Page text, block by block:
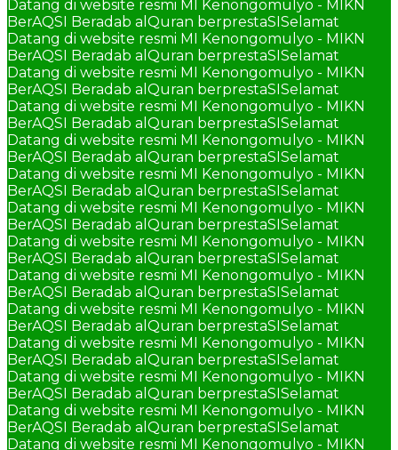
Datang di website resmi MI Kenongomulyo - MIKN
BerAQSI Beradab alQuran berprestaSISelamat
Datang di website resmi MI Kenongomulyo - MIKN
BerAQSI Beradab alQuran berprestaSISelamat
Datang di website resmi MI Kenongomulyo - MIKN
BerAQSI Beradab alQuran berprestaSISelamat
Datang di website resmi MI Kenongomulyo - MIKN
BerAQSI Beradab alQuran berprestaSISelamat
Datang di website resmi MI Kenongomulyo - MIKN
BerAQSI Beradab alQuran berprestaSISelamat
Datang di website resmi MI Kenongomulyo - MIKN
BerAQSI Beradab alQuran berprestaSISelamat
Datang di website resmi MI Kenongomulyo - MIKN
BerAQSI Beradab alQuran berprestaSISelamat
Datang di website resmi MI Kenongomulyo - MIKN
BerAQSI Beradab alQuran berprestaSISelamat
Datang di website resmi MI Kenongomulyo - MIKN
BerAQSI Beradab alQuran berprestaSISelamat
Datang di website resmi MI Kenongomulyo - MIKN
BerAQSI Beradab alQuran berprestaSISelamat
Datang di website resmi MI Kenongomulyo - MIKN
BerAQSI Beradab alQuran berprestaSISelamat
Datang di website resmi MI Kenongomulyo - MIKN
BerAQSI Beradab alQuran berprestaSISelamat
Datang di website resmi MI Kenongomulyo - MIKN
BerAQSI Beradab alQuran berprestaSISelamat
Datang di website resmi MI Kenongomulyo - MIKN